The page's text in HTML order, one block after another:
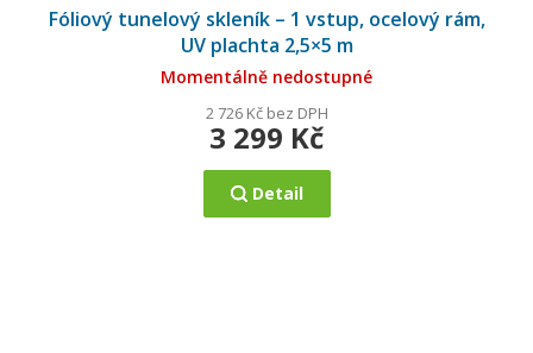
Fóliový tunelový skleník – 1 vstup, ocelový rám,
UV plachta 2,5×5 m
Momentálně nedostupné
2 726 Kč bez DPH
3 299 Kč
Detail